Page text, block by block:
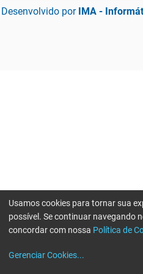
Desenvolvido por IMA -
Usamos cookies para tornar sua
possível. Se continuar navegando
concordar com nossa Política de
Gerenciar Cookies...
Erro ao enviar informações, por